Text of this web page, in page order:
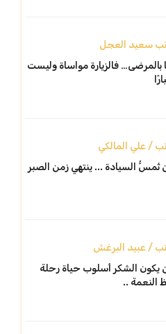
سعيد العجل
بالمرضى… فالزيارة مواساة وليست
/ علي المالكي
تُمسُّ السيادة ... ينتهي زمن الصبر
/ عبيد البرغش
يكون الشكر أسلوب حياة رحلة
النعمة ..